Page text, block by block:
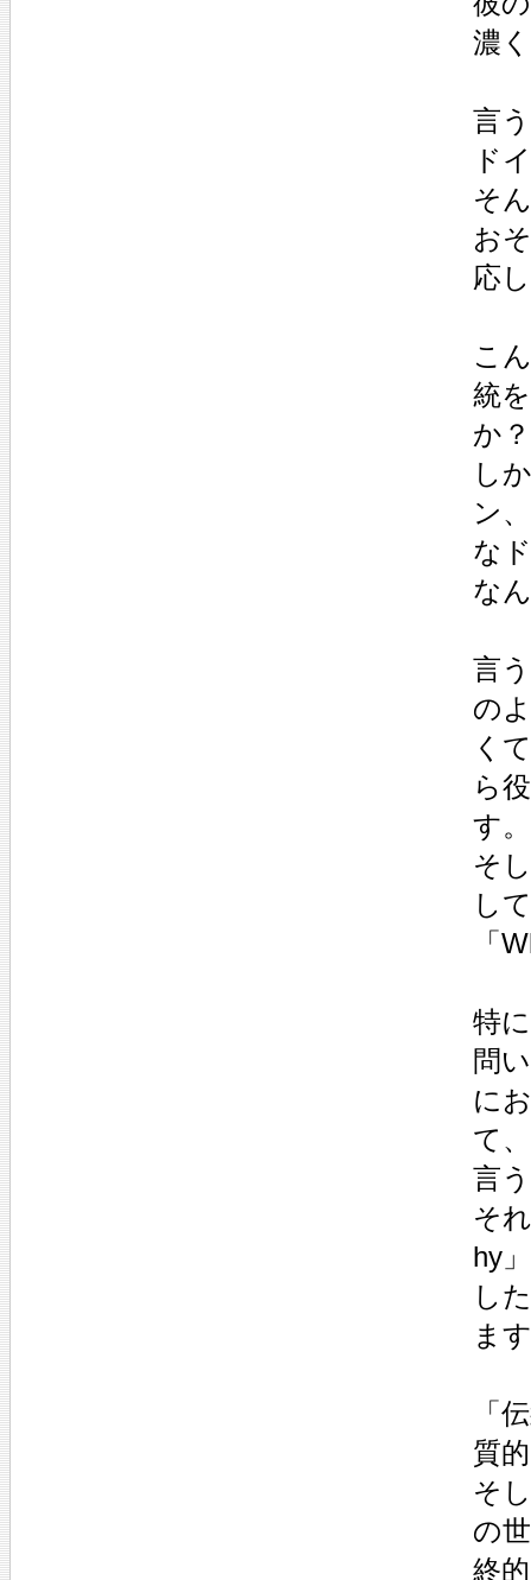
濃
言
ド
そ
お
応
こ
統
か
し
ン
な
な
言
の
く
ら
す。
そ
し
「
特
問
に
て
言
そ
hy
し
ま
「
質
そ
の
終